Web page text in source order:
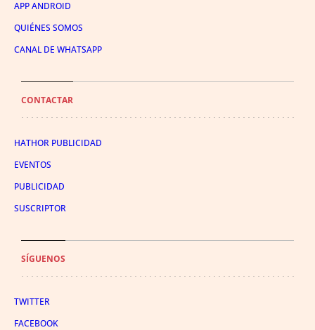
APP ANDROID
QUIÉNES SOMOS
CANAL DE WHATSAPP
CONTACTAR
HATHOR PUBLICIDAD
EVENTOS
PUBLICIDAD
SUSCRIPTOR
SÍGUENOS
TWITTER
FACEBOOK